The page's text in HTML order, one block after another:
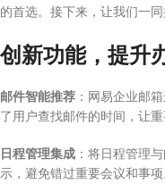
的首选。接下来，让我们一同
创新功能，提升
邮件智能推荐 ：网易企业邮
了用户查找邮件的时间，让
日程管理集成 ：将日程管理
示，避免错过重要会议和事项